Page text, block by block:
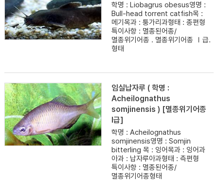
학명 : Liobagrus obesus영명 :
Bull-head torrent catfish목 :
메기목과 : 퉁가리과형태 : 종편형
특이사항 : 멸종된어종/
멸종위기어종 . 멸종위기어종 Ⅰ급.
형태
임실납자루 ( 학명 :
Acheilognathus
somjinensis ) [멸종위기어종
I급]
학명 : Acheilognathus
somjinensis영명 : Somjin
bitterling 목 : 잉어목과 : 잉어과
아과 : 납자루아과형태 : 측편형
특이사항 : 멸종된어종/
멸종위기어종형태